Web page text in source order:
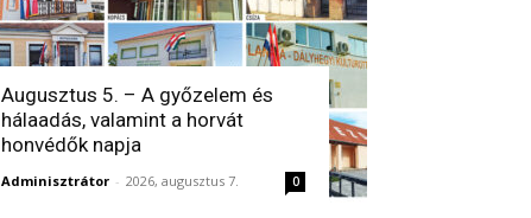
Augusztus 5. – A győzelem és
hálaadás, valamint a horvát
honvédők napja
Adminisztrátor - 2026, augusztus 7. 0